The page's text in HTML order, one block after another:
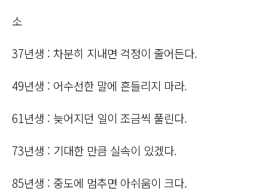
소
37년생 : 차분히 지내면 걱정이 줄어든다.
49년생 : 어수선한 말에 흔들리지 마라.
61년생 : 늦어지던 일이 조금씩 풀린다.
73년생 : 기대한 만큼 실속이 있겠다.
85년생 : 중도에 멈추면 아쉬움이 크다.